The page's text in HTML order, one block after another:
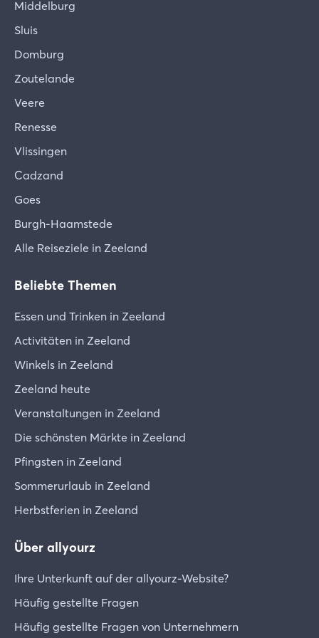
Middelburg
Sluis
Domburg
Zoutelande
Veere
Renesse
Vlissingen
Cadzand
Goes
Burgh-Haamstede
Alle Reiseziele in Zeeland
Beliebte Themen
Essen und Trinken in Zeeland
Activitäten in Zeeland
Winkels in Zeeland
Zeeland heute
Veranstaltungen in Zeeland
Die schönsten Märkte in Zeeland
Pfingsten in Zeeland
Sommerurlaub in Zeeland
Herbstferien in Zeeland
Über allyourz
Ihre Unterkunft auf der allyourz-Website?
Häufig gestellte Fragen
Häufig gestellte Fragen von Unternehmern